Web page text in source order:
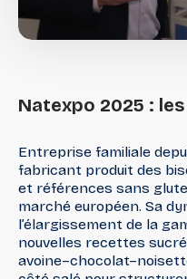
Natexpo 2025 : les
Entreprise familiale
fabricant produit des
et références sans
marché européen. Sa
l’élargissement de la
nouvelles recettes